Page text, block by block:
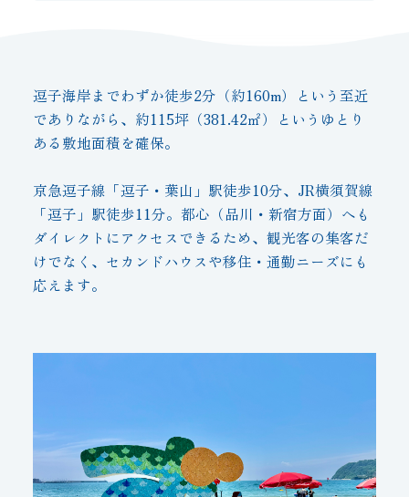
逗子海岸までわずか徒歩2分（約160m）という至近
でありながら、約115坪（381.42㎡）というゆとり
ある敷地面積を確保。
京急逗子線「逗子・葉山」駅徒歩10分、JR横須賀線
「逗子」駅徒歩11分。都心（品川・新宿方面）へも
ダイレクトにアクセスできるため、観光客の集客だ
けでなく、セカンドハウスや移住・通勤ニーズにも
応えます。